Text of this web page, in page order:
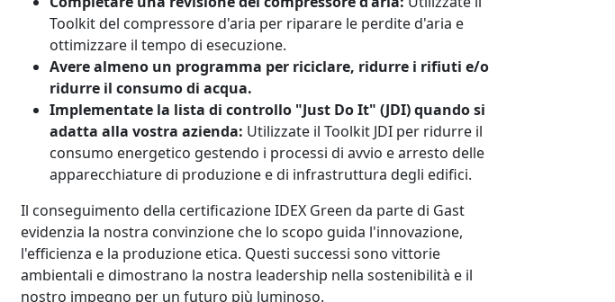
Toolkit del compressore d'aria per riparare le perdite d'aria e
ottimizzare il tempo di esecuzione.
Avere almeno un programma per riciclare, ridurre i rifiuti e/o
ridurre il consumo di acqua.
Implementate la lista di controllo "Just Do It" (JDI) quando si
adatta alla vostra azienda: Utilizzate il Toolkit JDI per ridurre il
consumo energetico gestendo i processi di avvio e arresto delle
apparecchiature di produzione e di infrastruttura degli edifici.
Il conseguimento della certificazione IDEX Green da parte di Gast
evidenzia la nostra convinzione che lo scopo guida l'innovazione,
l'efficienza e la produzione etica. Questi successi sono vittorie
ambientali e dimostrano la nostra leadership nella sostenibilità e il
nostro impegno per un futuro più luminoso.